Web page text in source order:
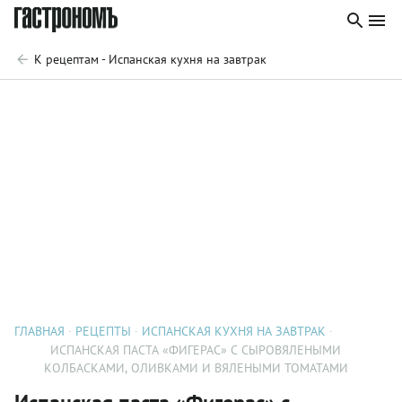
К рецептам - Испанская кухня на завтрак
ГЛАВНАЯ РЕЦЕПТЫ
ИСПАНСКАЯ КУХНЯ НА ЗАВТРАК
ИСПАНСКАЯ ПАСТА «ФИГЕРАС» С СЫРОВЯЛЕНЫМИ
КОЛБАСКАМИ, ОЛИВКАМИ И ВЯЛЕНЫМИ ТОМАТАМИ